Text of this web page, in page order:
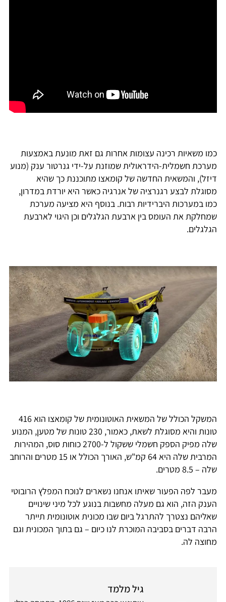
כמו משאיות רכינה עצומות אחרות גם זאת מונעת באמצעות
מערכת חשמלית-הידראולית שמוזנת על-ידי גנרטור ענק (מנוע
דיזל), והמשאית החדשה של קומאצו מתוכננת כך שהיא
מסוגלת לבצע רגנרציה של אנרגיה כאשר היא יורדת במדרון,
כמו במערכות היברידיות רבות. בנוסף היא מציעה מערכת
שמחלקת את העומס בין ארבעת הגלגלים וכן היגוי לארבעת
הגלגלים.
המשקל הכולל של המשאית האוטונומית של קומאצו הוא 416
טונות והיא מסוגלת לשאת, כאמור, 230 טונות של מטען, המנוע
שלה מפיק הספק חשמלי ששקול ל-2700 כוחות סוס, המהירות
המרבית שלה היא 64 קמ"ש, האורך הכולל או 15 מטרים והרוחב
שלה – 8.5 מטרים.
מעבר לפה הפעור שאיתו אנחנו נשארים לנוכח המפלץ הרובוטי
הענק הזה, הוא גם מעלה מחשבות בנוגע לכל מיני שינויים
שאליהם נצטרך להתרגל ביום שבו מכונית אוטונומית תייתר
הרבה דברים בסביבה המוכרת לנו כיום – גם בתוך המכונית וגם
מחוצה לה.
גיל מלמד